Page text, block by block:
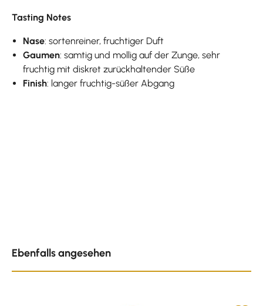
Tasting Notes
Nase: sortenreiner, fruchtiger Duft
Gaumen: samtig und mollig auf der Zunge, sehr
fruchtig mit diskret zurückhaltender Süße
Finish: langer fruchtig-süßer Abgang
Ebenfalls angesehen